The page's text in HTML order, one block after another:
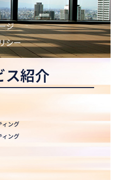
本電通グループの健康経営への
日本電通株式会社、登録支援機
ジ
シー
ス紹介
ィング
ィング